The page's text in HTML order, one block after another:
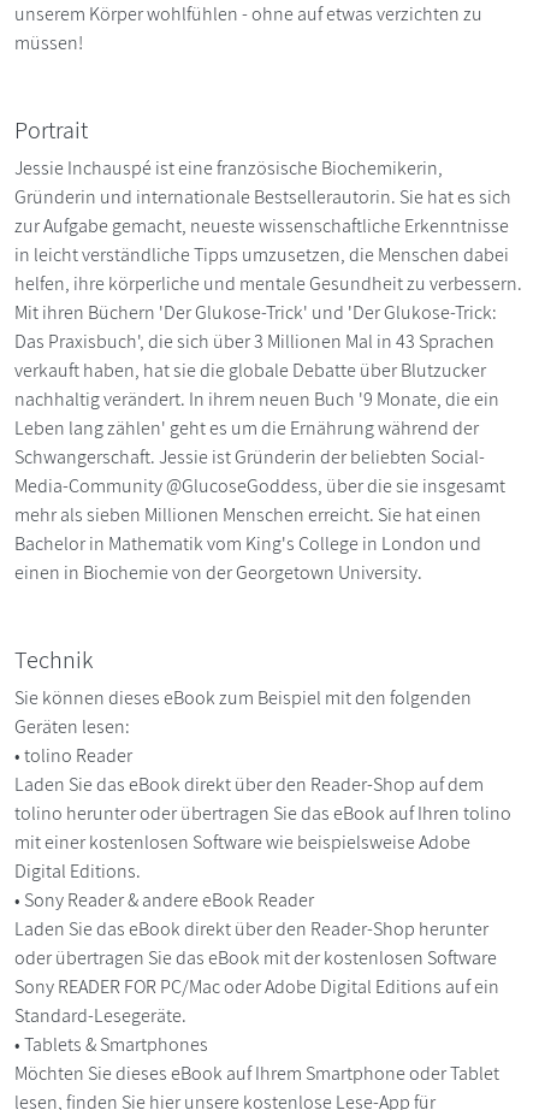
unserem Körper wohlfühlen - ohne auf etwas verzichten zu
müssen!
Portrait
Jessie Inchauspé ist eine französische Biochemikerin,
Gründerin und internationale Bestsellerautorin. Sie hat es sich
zur Aufgabe gemacht, neueste wissenschaftliche Erkenntnisse
in leicht verständliche Tipps umzusetzen, die Menschen dabei
helfen, ihre körperliche und mentale Gesundheit zu verbessern.
Mit ihren Büchern 'Der Glukose-Trick' und 'Der Glukose-Trick:
Das Praxisbuch', die sich über 3 Millionen Mal in 43 Sprachen
verkauft haben, hat sie die globale Debatte über Blutzucker
nachhaltig verändert. In ihrem neuen Buch '9 Monate, die ein
Leben lang zählen' geht es um die Ernährung während der
Schwangerschaft. Jessie ist Gründerin der beliebten Social-
Media-Community @GlucoseGoddess, über die sie insgesamt
mehr als sieben Millionen Menschen erreicht. Sie hat einen
Bachelor in Mathematik vom King's College in London und
einen in Biochemie von der Georgetown University.
Technik
Sie können dieses eBook zum Beispiel mit den folgenden
Geräten lesen:
• tolino Reader
Laden Sie das eBook direkt über den Reader-Shop auf dem
tolino herunter oder übertragen Sie das eBook auf Ihren tolino
mit einer kostenlosen Software wie beispielsweise Adobe
Digital Editions.
• Sony Reader & andere eBook Reader
Laden Sie das eBook direkt über den Reader-Shop herunter
oder übertragen Sie das eBook mit der kostenlosen Software
Sony READER FOR PC/Mac oder Adobe Digital Editions auf ein
Standard-Lesegeräte.
• Tablets & Smartphones
Möchten Sie dieses eBook auf Ihrem Smartphone oder Tablet
lesen, finden Sie hier unsere kostenlose Lese-App für